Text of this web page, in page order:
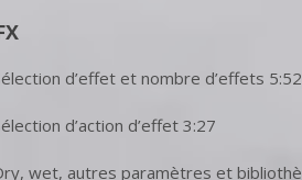
d’effet et nombre d’effets 5:52
d’action d’effet 3:27
wet, autres paramètres et